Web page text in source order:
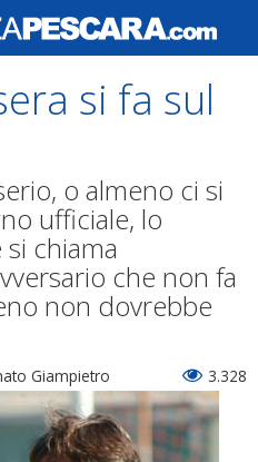
si fa sul
o almeno ci si
ufficiale, lo
chiama
che non fa
non dovrebbe
Giampietro 3.328